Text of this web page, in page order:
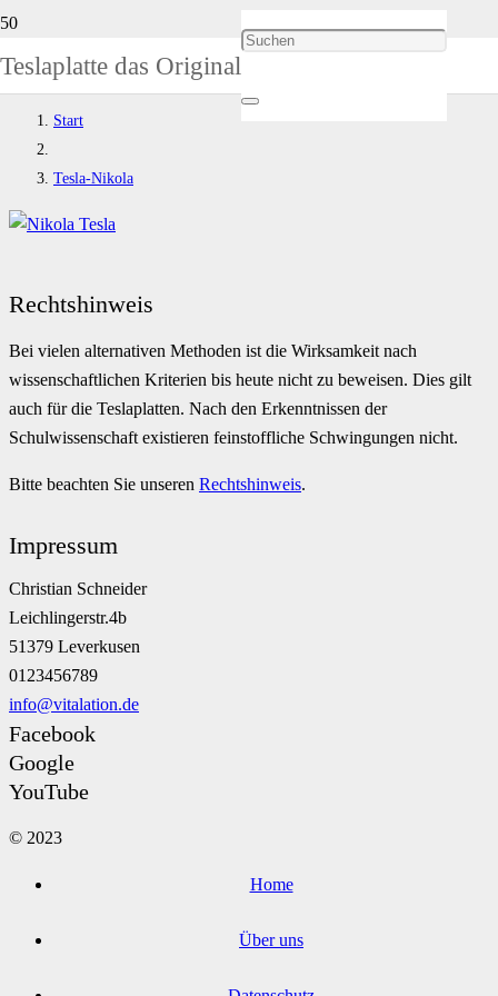
Teslaplatte das Original
Tesla-Nikola
Start
Tesla-Nikola
Rechtshinweis
Bei vielen alternativen Methoden ist die Wirksamkeit nach
wissenschaftlichen Kriterien bis heute nicht zu beweisen. Dies gilt
auch für die Teslaplatten. Nach den Erkenntnissen der
Schulwissenschaft existieren feinstoffliche Schwingungen nicht.
Bitte beachten Sie unseren Rechtshinweis.
Impressum
Christian Schneider
Leichlingerstr.4b
51379 Leverkusen
0123456789
info@vitalation.de
Facebook
Google
YouTube
© 2023
Home
Über uns